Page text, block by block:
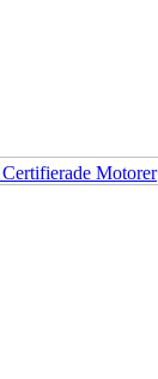
Motorer